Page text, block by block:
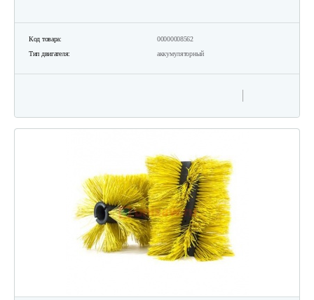
Код товара:
00000008562
Тип двигателя:
аккумуляторный